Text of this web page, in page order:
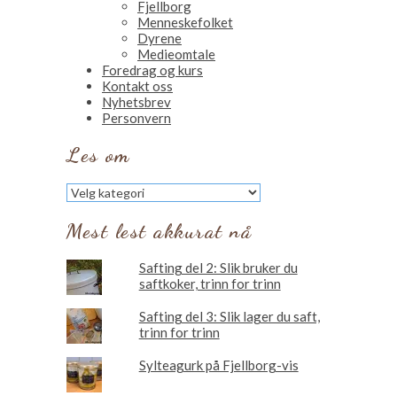
Fjellborg
Menneskefolket
Dyrene
Medieomtale
Foredrag og kurs
Kontakt oss
Nyhetsbrev
Personvern
Les om
Les
om
Mest lest akkurat nå
Safting del 2: Slik bruker du
saftkoker, trinn for trinn
Safting del 3: Slik lager du saft,
trinn for trinn
Sylteagurk på Fjellborg-vis